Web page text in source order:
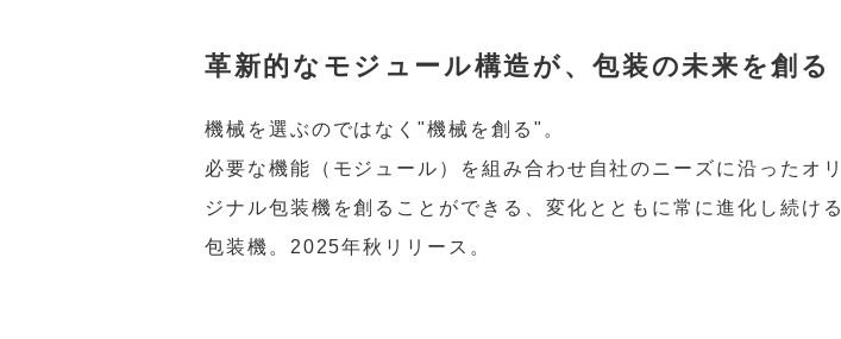
革新的なモジュール構造が、包装の未来を創る
機械を選ぶのではなく"機械を創る"。
必要な機能（モジュール）を組み合わせ自社のニーズに沿ったオリ
ジナル包装機を創ることができる、変化とともに常に進化し続ける
包装機。2025年秋リリース。